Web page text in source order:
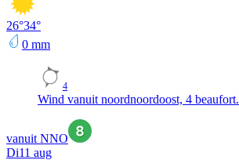
26°34°
0 mm
4
Wind vanuit noordnoordoost, 4 beaufort.
vanuit NNO
Di11 aug